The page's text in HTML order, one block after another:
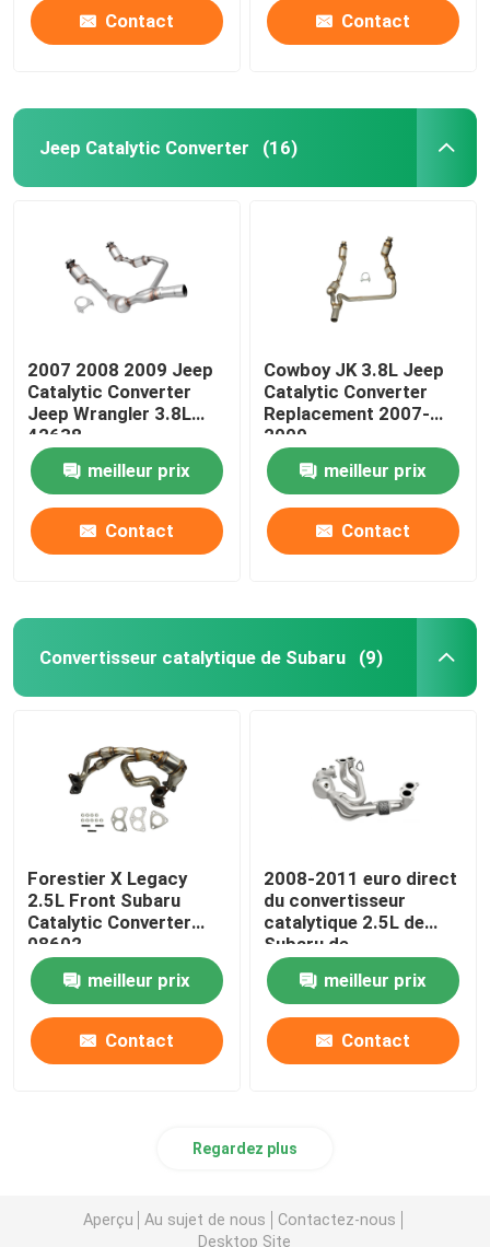
Contact Contact
Jeep Catalytic Converter (16)
2007 2008 2009 Jeep
Catalytic Converter
Jeep Wrangler 3.8L
42638
meilleur prix
Contact
Cowboy JK 3.8L Jeep
Catalytic Converter
Replacement 2007-
2009
meilleur prix
Contact
Convertisseur catalytique de Subaru (9)
Forestier X Legacy
2.5L Front Subaru
Catalytic Converter
08602
meilleur prix
Contact
2008-2011 euro direct
du convertisseur
catalytique 2.5L de
Subaru de
remplacement 3 4 5
meilleur prix
Contact
Regardez plus
Aperçu Au sujet de nous
Contactez-nous
Desktop Site